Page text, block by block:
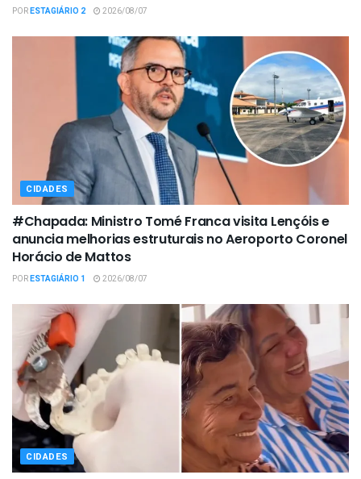
PORESTAGIÁRIO 2 2026/08/07
CIDADES
#Chapada: Ministro Tomé Franca visita Lençóis e
anuncia melhorias estruturais no Aeroporto Coronel
Horácio de Mattos
PORESTAGIÁRIO 1 2026/08/07
CIDADES